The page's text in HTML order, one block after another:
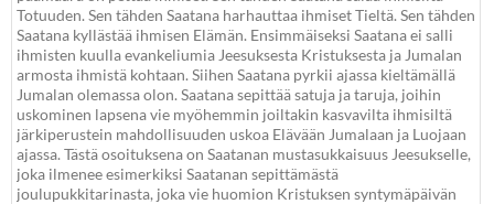
Totuuden. Sen tähden Saatana harhauttaa ihmiset Tieltä. Sen tähden
Saatana kyllästää ihmisen Elämän. Ensimmäiseksi Saatana ei salli
ihmisten kuulla evankeliumia Jeesuksesta Kristuksesta ja Jumalan
armosta ihmistä kohtaan. Siihen Saatana pyrkii ajassa kieltämällä
Jumalan olemassa olon. Saatana sepittää satuja ja taruja, joihin
uskominen lapsena vie myöhemmin joiltakin kasvavilta ihmisiltä
järkiperustein mahdollisuuden uskoa Elävään Jumalaan ja Luojaan
ajassa. Tästä osoituksena on Saatanan mustasukkaisuus Jeesukselle,
joka ilmenee esimerkiksi Saatanan sepittämästä
joulupukkitarinasta, joka vie huomion Kristuksen syntymäpäivän